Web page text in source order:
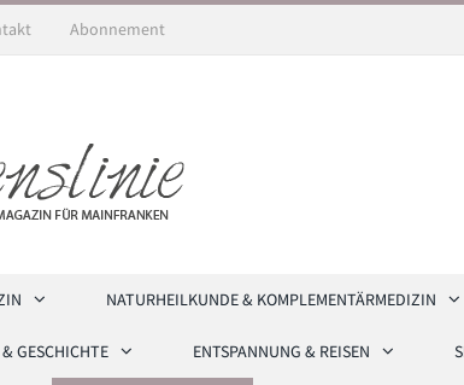
Abonnement
NATURHEILKUNDE & KOMPLEMENTÄRMEDIZIN
GESCHICHTE ENTSPANNUNG & REISEN